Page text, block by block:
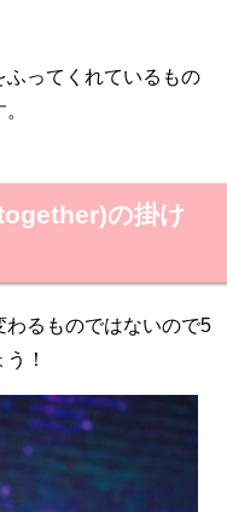
ってくれているもの
の掛け
るものではないので5
！